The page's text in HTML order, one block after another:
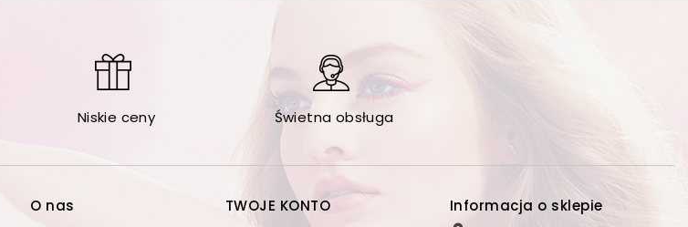
Niskie ceny Świetna obsługa
O nas TWOJE KONTO Informacja o sklepie